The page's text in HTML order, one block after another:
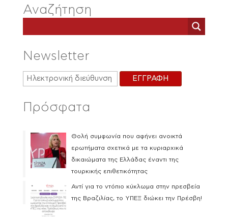
Αναζήτηση
Newsletter
Πρόσφατα
Θολή συμφωνία που αφήνει ανοικτά
ερωτήματα σχετικά με τα κυριαρχικά
δικαιώματα της Ελλάδας έναντι της
τουρκικής επιθετικότητας
Αντί για το ντόπιο κύκλωμα στην πρεσβεία
της Βραζιλίας, το ΥΠΕΞ διώκει την Πρέσβη!